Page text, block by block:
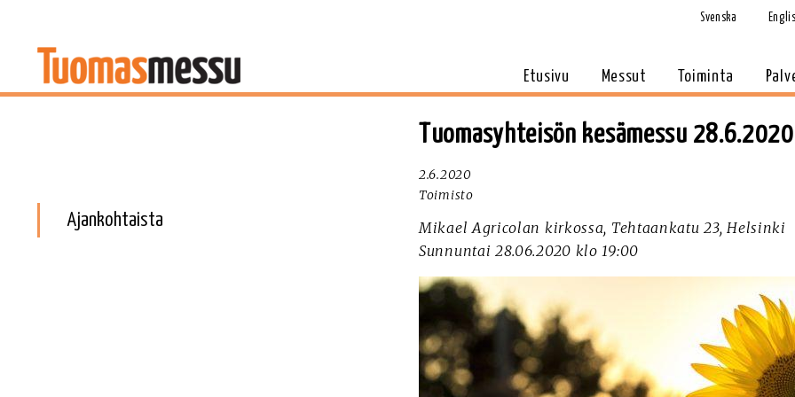
Svenska
Etusivu Messut Toiminta
Ajankohtaista
Tuomasyhteisön kesämessu
2.6.2020
Toimisto
Mikael Agricolan kirkossa, Tehtaankatu 23, Helsinki
Sunnuntai 28.06.2020 klo 19:00